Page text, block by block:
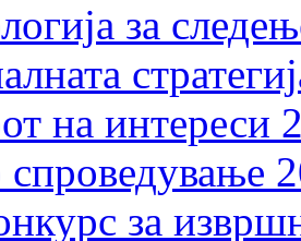
за
на интереси
спроведување
за